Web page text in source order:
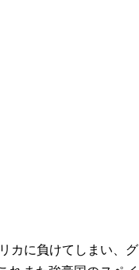
カに負けてしまい、グ